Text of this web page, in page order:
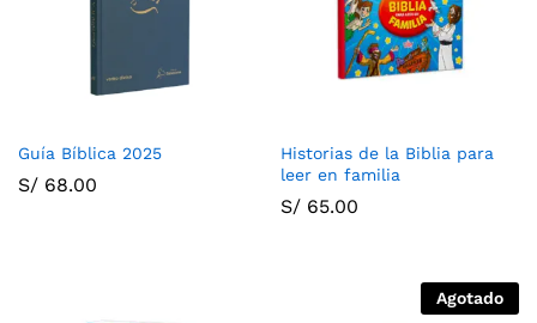
Guía Bíblica 2025
S/ 68.00
Historias de la Biblia para
leer en familia
S/ 65.00
Agotado